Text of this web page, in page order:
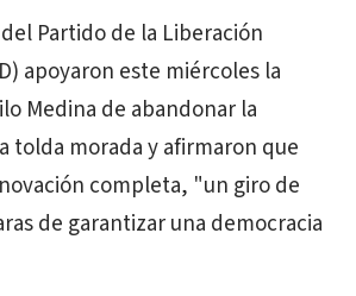
Partido de la Liberación
apoyaron este miércoles la
Medina de abandonar la
tolda morada y afirmaron que
completa, "un giro de
de garantizar una democracia